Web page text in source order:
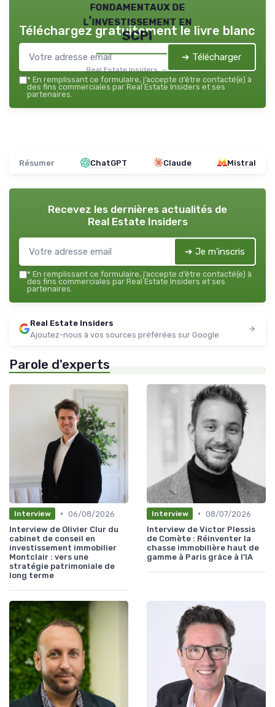
fondamentaux de
l'investissement en
SCPI
Real Estate Insiders — 2026
Téléchargez gratuitement le livre blanc
➔ Télécharger
* En remplissant ce formulaire, j’accepte d’être contacté(e) à
des fins commerciales par Real Estate Insiders et ses
partenaires.
Résumer ChatGPT Claude Mistral
Recevez les dernières actualités de
Real Estate Insiders
➔ Je m'inscris
* En remplissant ce formulaire, j’accepte d’être contacté(e) à
des fins commerciales par Real Estate Insiders et ses
partenaires.
Real Estate Insiders
Ajoutez-nous à vos sources préférées sur Google
Parole d'experts
Interview • 06/08/2026
Interview de Olivier Clur du
cabinet de conseil en
investissement immobilier
Montclair : vers une
stratégie patrimoniale de
long terme
Interview • 08/07/2026
Interview de Victor Plessis
de Comète : Réinventer la
chasse immobilière haut de
gamme à Paris grâce à l’IA